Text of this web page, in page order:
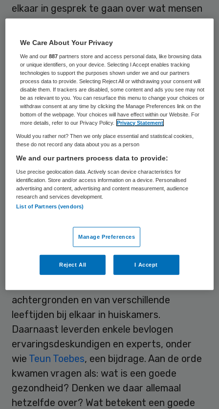
elkaar in gesprek te gaan over wat mensen
gezondheid. Een goede gezondheid is
immers belangrijk om samen met anderen
een goed leven te leiden”, schrijftJan
Kremerin de publicatie
Huiskamergesprekken over de toekomst
van de zorg’. “Een huiskamer is het hart van
een huis. Een belangrijk deel van het
dagelijkse leven speelt zich hier af. Je praat
er met familie of vrienden, kijkt er televisie,
eet er samen of geniet gewoon van elkaars
gezelschap. In een huiskamer voel je je
thuis.”
Huiskamergesprekken
Daarom dus de huiskamer als setting voor
zestien sessies. Verspreid over het hele land
achtergronden en van verschillende
leeftijden bij elkaar in huiskamers.
Daarnaast leverden enkele bevlogen
ervaringsdeskundigen en experts, onder
wie Teun Toebes, een bijdrage. Aan de orde
kwamen vragen als: wat is een goede
gezondheid? Denken we daar allemaal
hetzelfde over? Wat betekent een goede
We Care About Your Privacy
We and our887 partners store and access personal data, like browsing data
or unique identifiers, on your device. Selecting I Accept enables tracking
technologies to support the purposes shown under we and our partners
process data to provide. Selecting Reject All or withdrawing your consent will
disable them. If trackers are disabled, some content and ads you see may not
be as relevant to you. You can resurface this menu to change your choices or
withdraw consent at any time by clicking the Manage Preferences link on the
bottom of the webpage. Your choices will have effect within our Website. For
more details, refer to our Privacy Policy.
Privacy Statement
Would you rather not? Then we only place essential and statistical cookies,
these do not record any data about you as a person
We and our partners process data to provide:
Use precise geolocation data. Actively scan device characteristics for
identification. Store and/or access information on a device. Personalised
advertising and content, advertising and content measurement, audience
research and services development.
List of Partners (vendors)
Manage Preferences
Reject All I Accept